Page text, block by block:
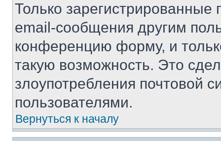
Только зарегистрированные
email-сообщения другим
конференцию форму, и
такую возможность. Это
злоупотребления почтовой
пользователями.
Вернуться к началу